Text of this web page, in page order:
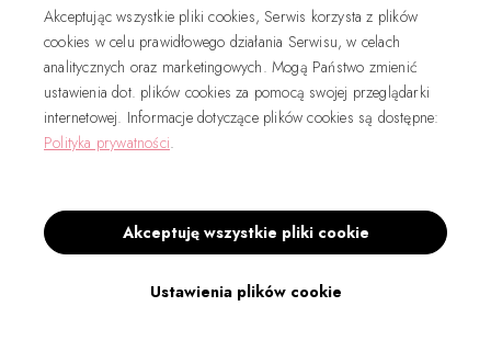
Akceptując wszystkie pliki cookies, Serwis korzysta z plików
cookies w celu prawidłowego działania Serwisu, w celach
analitycznych oraz marketingowych. Mogą Państwo zmienić
ustawienia dot. plików cookies za pomocą swojej przeglądarki
internetowej. Informacje dotyczące plików cookies są dostępne:
Polityka prywatności.
Ustawienia plików cookie
Akceptuję wszystkie pliki cookie